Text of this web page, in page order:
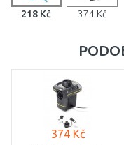
218 Kč 374 Kč
374 Kč